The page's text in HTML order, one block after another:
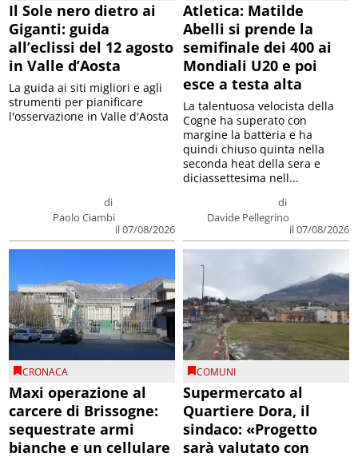
Il Sole nero dietro ai
Giganti: guida
all’eclissi del 12 agosto
in Valle d’Aosta
di
Paolo Ciambi
il 07/08/2026
La guida ai siti migliori e agli
strumenti per pianificare
l'osservazione in Valle d'Aosta
Atletica: Matilde
Abelli si prende la
semifinale dei 400 ai
Mondiali U20 e poi
esce a testa alta
di
Davide Pellegrino
il 07/08/2026
La talentuosa velocista della
Cogne ha superato con
margine la batteria e ha
quindi chiuso quinta nella
seconda heat della sera e
diciassettesima nell...
CRONACA
Maxi operazione al
carcere di Brissogne:
sequestrate armi
bianche e un cellulare
COMUNI
Supermercato al
Quartiere Dora, il
sindaco: «Progetto
sarà valutato con